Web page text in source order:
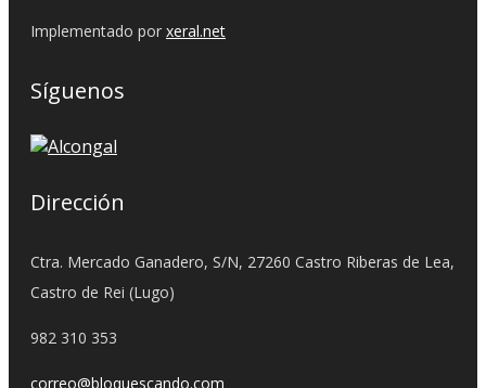
Implementado por xeral.net
Síguenos
Dirección
Ctra. Mercado Ganadero, S/N, 27260 Castro Riberas de Lea,
Castro de Rei (Lugo)
982 310 353
correo@bloquescando.com